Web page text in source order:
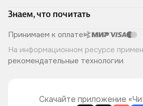
Доставка и оплата
Программа лояльности
Подарочные сертификаты
Правила продажи
Политика конфиденциальности
Адреса магазинов
Книжный Дозор
О компании
Читай-город для бизнеса
Хотите у нас работать?
Знаем, что почитать
Скоро в продаже
Лучшие из лучших
Читай-журнал
Принимаем к оплате
На информационном ресурсе
рекомендательные технологии.
Скачайте приложение